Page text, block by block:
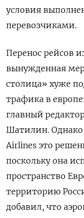
условия
перевозчиками.
Перенос рейсов
вынужденная
столица» хуже
трафика в
главный
Шатилин. Однако
Airlines это
поскольку она
пространство
территорию
добавил, что